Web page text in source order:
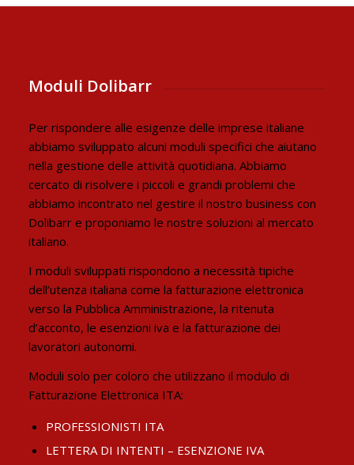
Moduli Dolibarr
Per rispondere alle esigenze delle imprese italiane
abbiamo sviluppato alcuni moduli specifici che aiutano
nella gestione delle attività quotidiana. Abbiamo
cercato di risolvere i piccoli e grandi problemi che
abbiamo incontrato nel gestire il nostro business con
Dolibarr e proponiamo le nostre soluzioni al mercato
italiano.
I moduli sviluppati rispondono a necessità tipiche
dell’utenza italiana come la fatturazione elettronica
verso la Pubblica Amministrazione, la ritenuta
d’acconto, le esenzioni iva e la fatturazione dei
lavoratori autonomi.
Moduli solo per coloro che utilizzano il modulo di
Fatturazione Elettronica ITA:
PROFESSIONISTI ITA
LETTERA DI INTENTI – ESENZIONE IVA